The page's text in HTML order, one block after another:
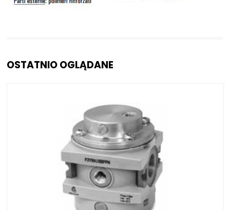
OSTATNIO OGLĄDANE